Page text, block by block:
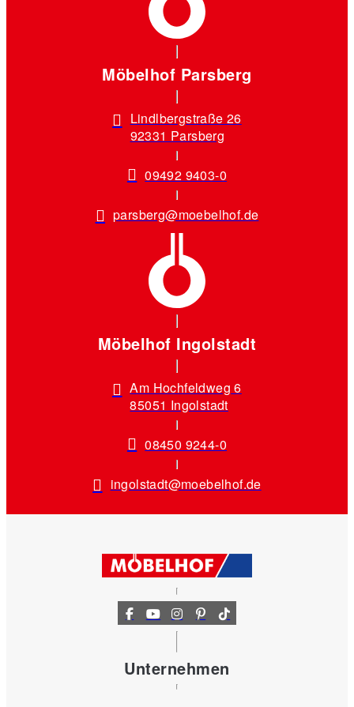
Möbelhof Parsberg
Lindlbergstraße 26
92331 Parsberg
09492 9403-0
parsberg@moebelhof.de
Möbelhof Ingolstadt
Am Hochfeldweg 6
85051 Ingolstadt
08450 9244-0
ingolstadt@moebelhof.de
Unternehmen